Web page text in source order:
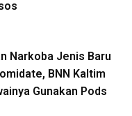
Narkoba Jenis Baru
BNN Kaltim
Gunakan Pods